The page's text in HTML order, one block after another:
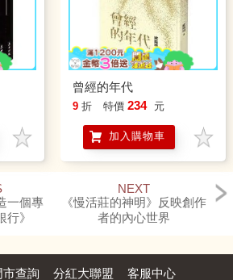
曾經的年代
9 折 特價 234 元
加入購物車
一個專
》
NEXT
《慢活莊的神明》反映創作
者的內心世界
市查詢 分紅大聯盟 客服中心